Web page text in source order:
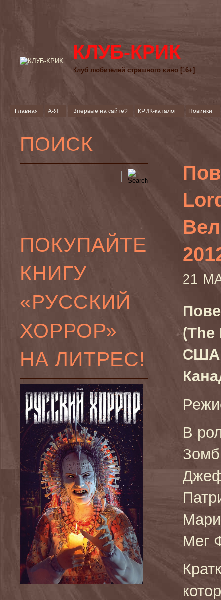
КЛУБ-КРИК
Клуб любителей страшного кино [16+]
Главная А-Я Впервые на сайте? КРИК-каталог Новинки
ПОИСК
ПОКУПАЙТЕ
КНИГУ
«РУССКИЙ
ХОРРОР»
НА ЛИТРЕС!
21
(The
США,
В
Мег